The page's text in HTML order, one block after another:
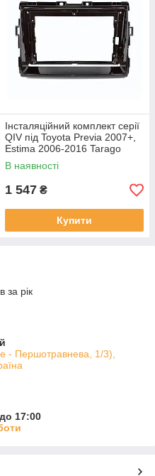
Інсталяційний комплект серії
QIV під Toyota Previa 2007+,
Estima 2006-2016 Tarago
2007-2016 (W1) 9 дюймів
В наявності
1 547 ₴
Купити
за рік
- Першотравнева, 1/3),
17:00